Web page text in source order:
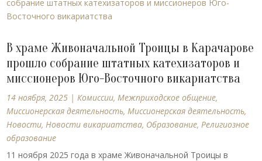
В храме Живоначальной Троицы в Карачарове
прошло собрание штатных катехизаторов и
миссионеров Юго-Восточного викариатства
14 ноября, 2025 | Комиссии, Межприходское общение,
Миссионерская деятельность, Миссионерская деятельность,
Новости, Новости викариатства, Образование, Религиозное
образование
11 ноября 2025 года в храме Живоначальной Троицы в